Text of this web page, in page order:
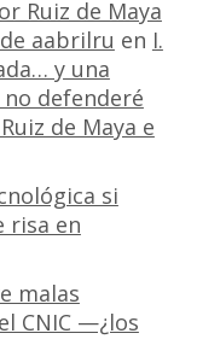
Ruiz de Maya
aabrilru en I.
y una
defenderé
de Maya e
si
risa en
malas
CNIC —¿los